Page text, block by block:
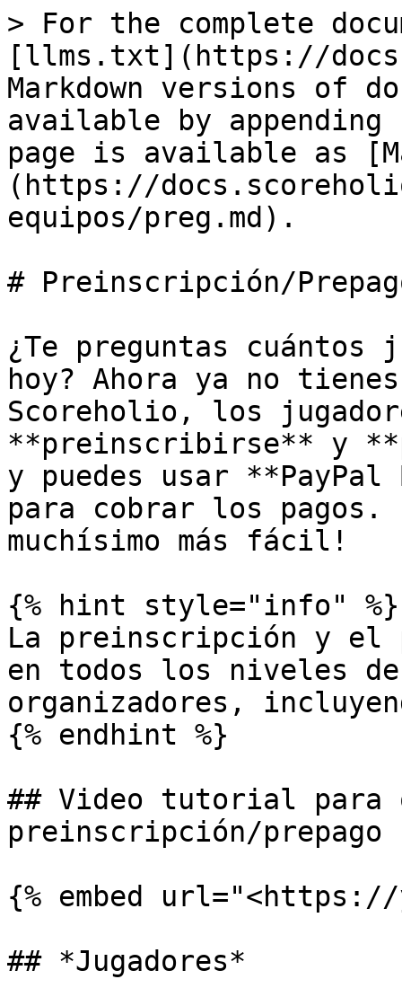
> For the complete
[llms.txt](https://
Markdown versions of
available by
page is available as
(https://
equipos/preg.md).
# Preinscripción/
¿Te preguntas cuántos
hoy? Ahora ya no
Scoreholio, los
**preinscribirse** y
y puedes usar
para cobrar los pagos.
muchísimo más fácil!
{% hint style="info" %}
La preinscripción y el
en todos los niveles
organizadores,
{% endhint %}
## Video tutorial para
preinscripción/prepago
{% embed url="<https://
## *Jugadores*